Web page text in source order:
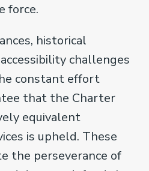
force.
historical
challenges
constant effort
that the Charter
equivalent
is upheld. These
the perseverance of